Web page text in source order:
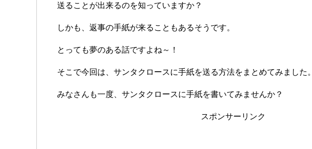
送ることが出来るのを知っていますか？
しかも、返事の手紙が来ることもあるそうです。
とっても夢のある話ですよね～！
そこで今回は、サンタクロースに手紙を送る方法をまとめてみました。
みなさんも一度、サンタクロースに手紙を書いてみませんか？
スポンサーリンク